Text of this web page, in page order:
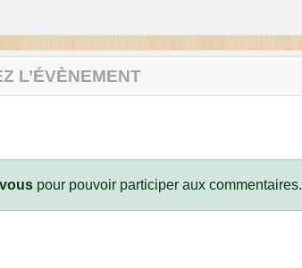
L’ÉVÈNEMENT
pour pouvoir participer aux commentaires.